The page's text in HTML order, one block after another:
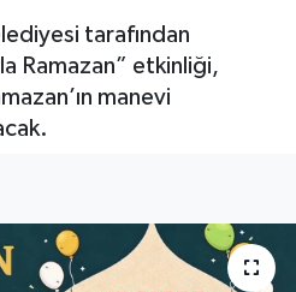
tarafından
Ramazan” etkinliği,
manevi